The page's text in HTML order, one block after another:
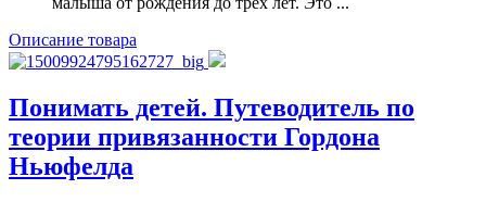
Описание товара
Понимать детей. Путеводитель по
теории привязанности Гордона
Ньюфелда